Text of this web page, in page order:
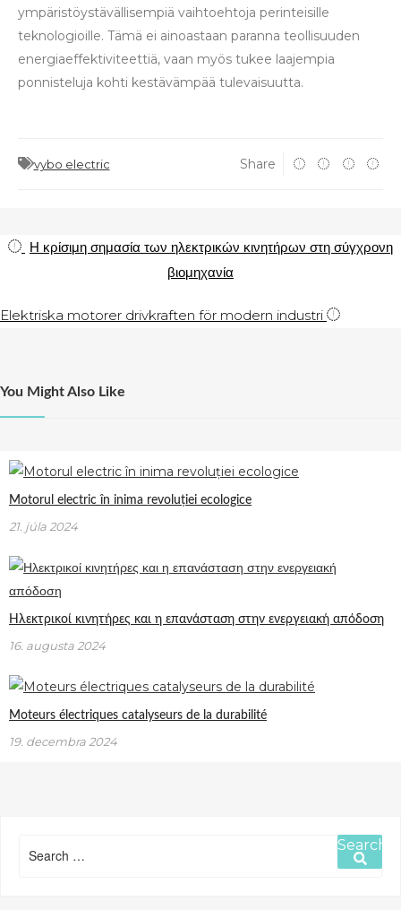
ympäristöystävällisempiä vaihtoehtoja perinteisille
teknologioille. Tämä ei ainoastaan paranna teollisuuden
energiaeffektiviteettiä, vaan myös tukee laajempia
ponnisteluja kohti kestävämpää tulevaisuutta.
vybo electric Share
Navigácia
Η κρίσιμη σημασία των ηλεκτρικών κινητήρων στη σύγχρονη
βιομηχανία
Elektriska motorer drivkraften för modern industri
You Might Also Like
Motorul electric în inima revoluției ecologice
21. júla 2024
Ηλεκτρικοί κινητήρες και η επανάσταση στην ενεργειακή απόδοση
16. augusta 2024
Moteurs électriques catalyseurs de la durabilité
19. decembra 2024
for:
Search